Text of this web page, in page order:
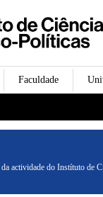
principal
Faculdade
actividade do Instítuto de